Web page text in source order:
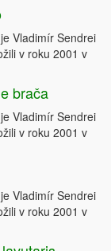
Vladimír Sendrei
v roku 2001 v
brača
Vladimír Sendrei
v roku 2001 v
Vladimír Sendrei
v roku 2001 v